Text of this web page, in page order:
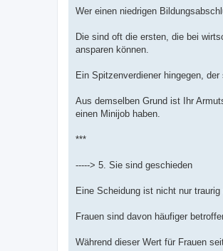
Wer einen niedrigen
Die sind oft die ersten, die bei
ansparen können.
Ein Spitzenverdiener hingegen,
Aus demselben Grund ist Ihr
einen Minijob haben.
***
-----> 5. Sie sind geschieden
Eine Scheidung ist nicht nur
Frauen sind davon häufiger
Während dieser Wert für Frauen